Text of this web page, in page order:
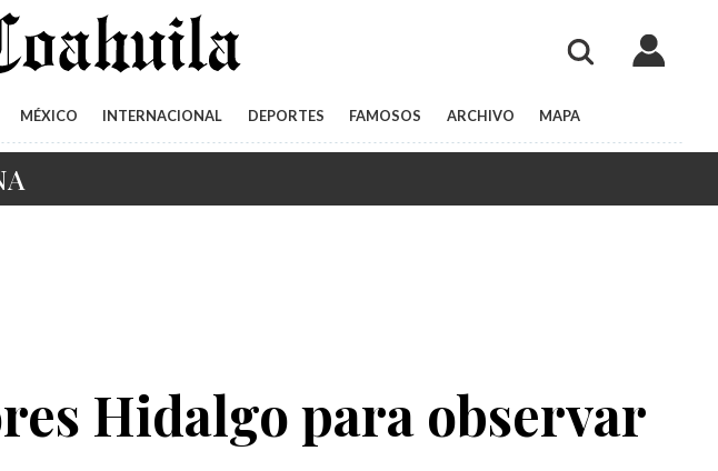
MÉXICO INTERNACIONAL DEPORTES FAMOSOS ARCHIVO MAPA
Hidalgo para observar